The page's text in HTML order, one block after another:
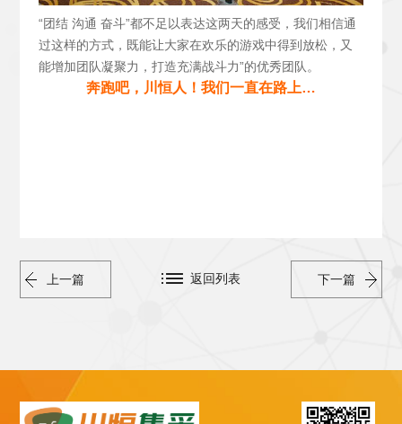
“团结 沟通 奋斗”都不足以表达这两天的感受，我们相信通
过这样的方式，既能让大家在欢乐的游戏中得到放松，又
能增加团队凝聚力，打造充满战斗力”的优秀团队。
奔跑吧，川恒人！我们一直在路上…
上一篇 下一篇
返回列表